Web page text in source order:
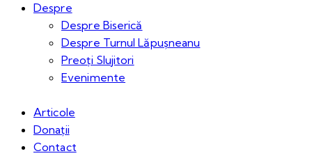
Despre
Despre Biserică
Despre Turnul Lăpușneanu
Preoți Slujitori
Evenimente
Articole
Donații
Contact